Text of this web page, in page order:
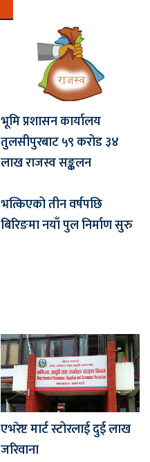
भूमि प्रशासन कार्यालय
तुलसीपुरबाट ५९ करोड ३४
लाख राजस्व सङ्कलन
भत्किएको तीन वर्षपछि
बिरिङमा नयाँ पुल निर्माण सुरु
एभरेष्ट मार्ट स्टोरलाई दुई लाख
जरिवाना